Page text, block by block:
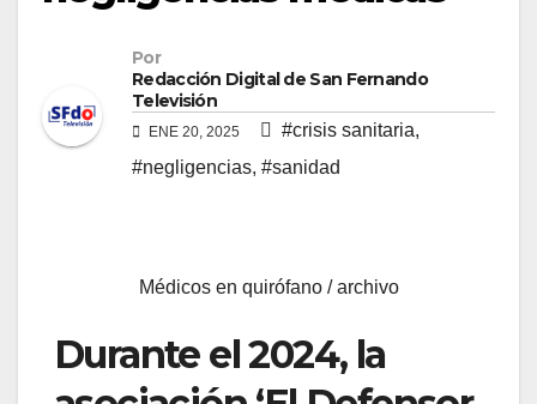
Por
Redacción Digital de San Fernando
Televisión
ENE 20, 2025 #crisis sanitaria,
#negligencias, #sanidad
Médicos en quirófano / archivo
Durante el 2024, la